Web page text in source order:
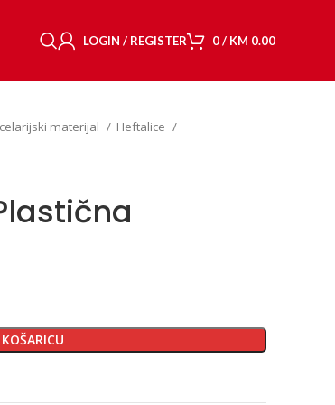
LOGIN / REGISTER 0/ KM 0.00
materijal
Heftalice